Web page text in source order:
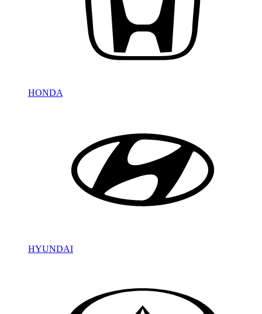
HONDA
HYUNDAI